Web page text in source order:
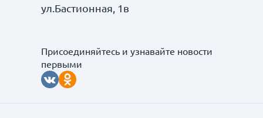
ул.Бастионная, 1в
Присоединяйтесь и узнавайте новости
первыми